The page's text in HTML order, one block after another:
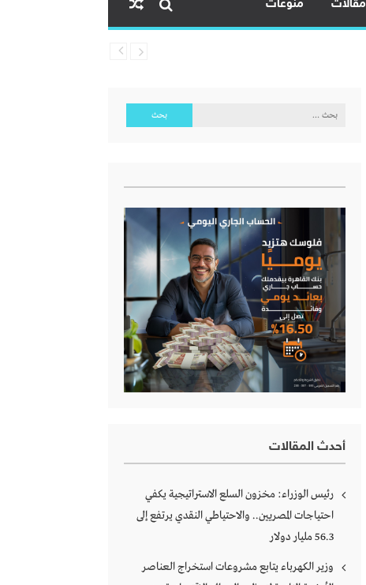
مقالات منوعات
البحث
أحدث المقالات
رئيس الوزراء: مخزون السلع الاستراتيجية يكفي
احتياجات المصريين.. والاحتياطي النقدي يرتفع إلى
56.3 مليار دولار
وزير الكهرباء يتابع مشروعات استخراج العناصر